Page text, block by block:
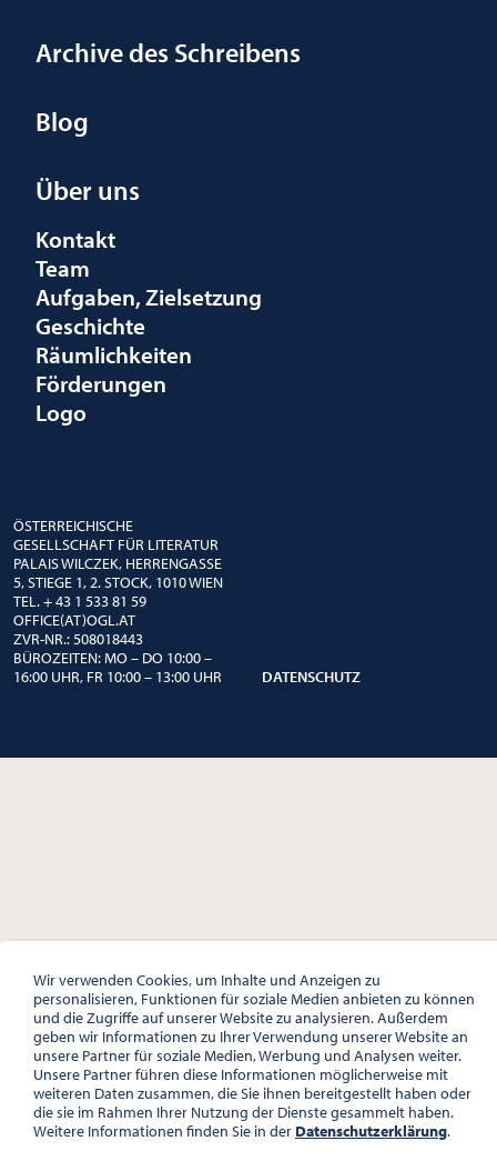
Archive des Schreibens
Blog
Über uns
Kontakt
Team
Aufgaben, Zielsetzung
Geschichte
Räumlichkeiten
Förderungen
Logo
ÖSTERREICHISCHE
GESELLSCHAFT FÜR LITERATUR
PALAIS WILCZEK, HERRENGASSE
5, STIEGE 1, 2. STOCK, 1010 WIEN
TEL. + 43 1 533 81 59
OFFICE(AT)OGL.AT
ZVR-NR.: 508018443
BÜROZEITEN: MO – DO 10:00 –
16:00 UHR, FR 10:00 – 13:00 UHR
DATENSCHUTZ
Wir verwenden Cookies, um Inhalte und Anzeigen zu
personalisieren, Funktionen für soziale Medien anbieten zu können
und die Zugriffe auf unserer Website zu analysieren. Außerdem
geben wir Informationen zu Ihrer Verwendung unserer Website an
unsere Partner für soziale Medien, Werbung und Analysen weiter.
Unsere Partner führen diese Informationen möglicherweise mit
weiteren Daten zusammen, die Sie ihnen bereitgestellt haben oder
die sie im Rahmen Ihrer Nutzung der Dienste gesammelt haben.
Weitere Informationen finden Sie in der Datenschutzerklärung.